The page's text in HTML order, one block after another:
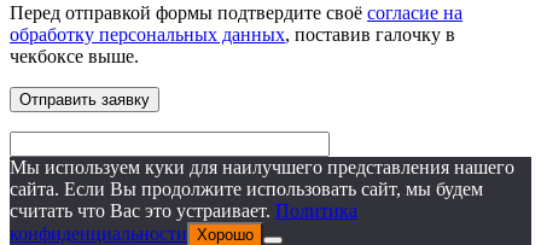
Перед отправкой формы подтвердите своё согласие на
обработку персональных данных, поставив галочку в
чекбоксе выше.
Мы используем куки для наилучшего представления нашего
сайта. Если Вы продолжите использовать сайт, мы будем
считать что Вас это устраивает. Политика
конфиденциальности Хорошо